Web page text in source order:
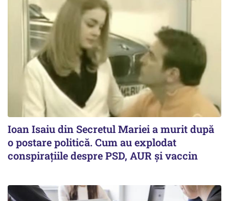
Ioan Isaiu din Secretul Mariei a murit după
o postare politică. Cum au explodat
conspirațiile despre PSD, AUR și vaccin